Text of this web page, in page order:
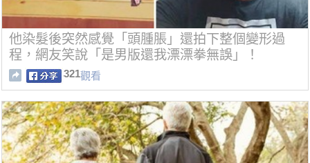
他染髮後突然感覺「頭腫脹」還拍下整個變形過
程，網友笑說「是男版還我漂漂拳無誤」！
321觀看